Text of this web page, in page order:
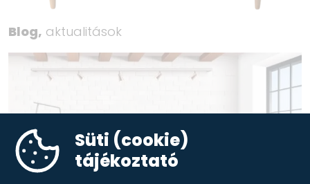
Blog, aktualitások
Süti (cookie)
tájékoztató